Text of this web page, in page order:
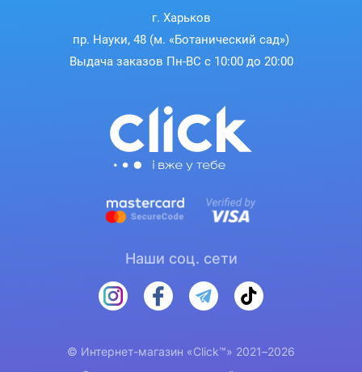
г. Харьков
пр. Науки, 48 (м. «Ботанический сад»)
Выдача заказов Пн-ВС с 10:00 до 20:00
Наши соц. сети
© Интернет-магазин «Click™» 2021–2026